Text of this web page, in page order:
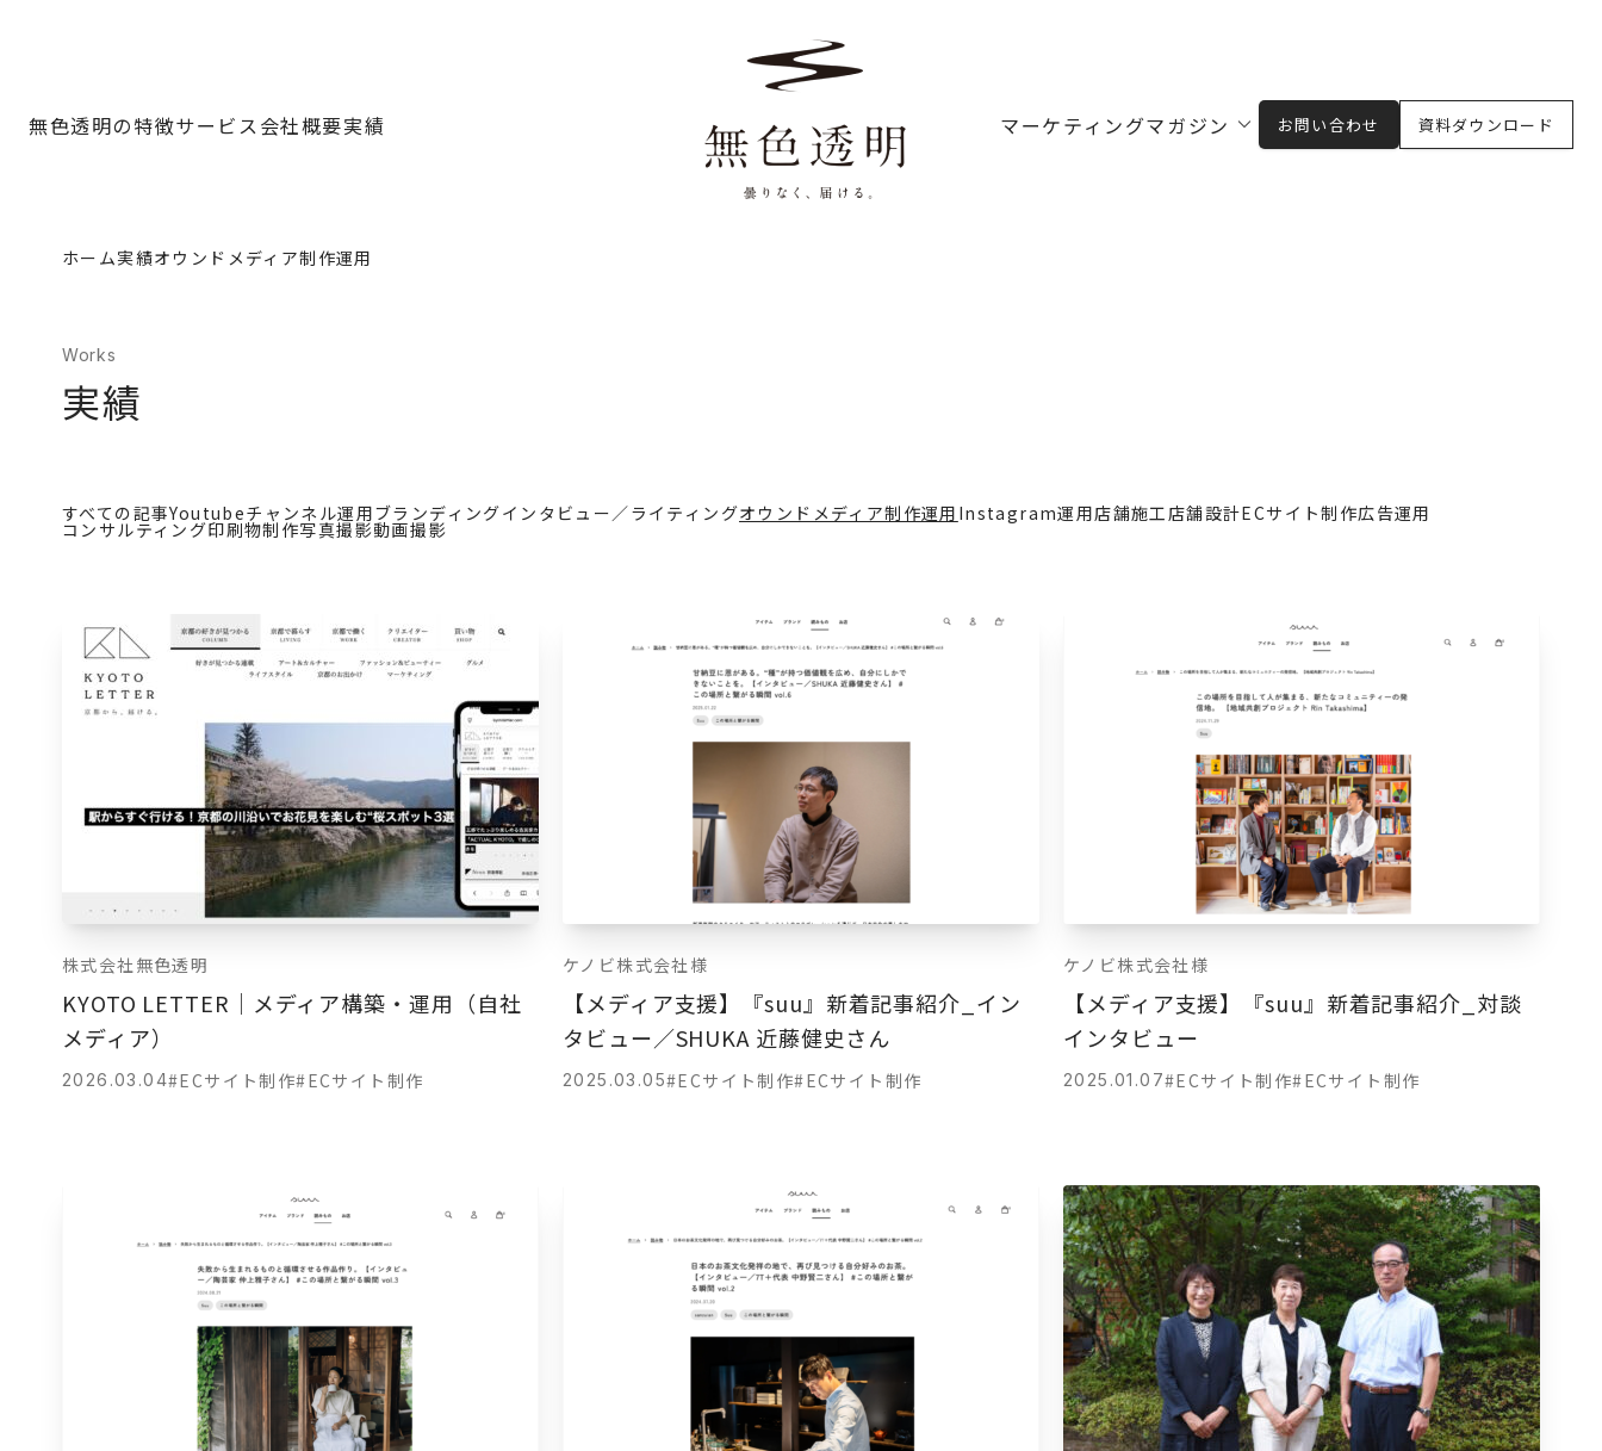
無色透明の特徴サービス 会社概要実績 マーケティングマガジン お問い合わせ 資料ダウンロード
ホーム実績オウンドメディア制作運用
Works
実績
すべての記事Youtubeチャンネル運用ブランディングインタビュー／ライティングオウンドメディア制作運用 Instagram運用店舗施工店舗設計ECサイト制作広告運用
コンサルティング印刷物制作写真撮影動画撮影
株式会社無色透明
KYOTO LETTER｜メディア構築・運用（自社
メディア）
2026.03.04#ECサイト制作#ECサイト制作
ケノビ株式会社様
【メディア支援】『suu』新着記事紹介_イン
タビュー／SHUKA 近藤健史さん
2025.03.05#ECサイト制作#ECサイト制作
ケノビ株式会社様
【メディア支援】『suu』新着記事紹介_対談
インタビュー
2025.01.07#ECサイト制作#ECサイト制作